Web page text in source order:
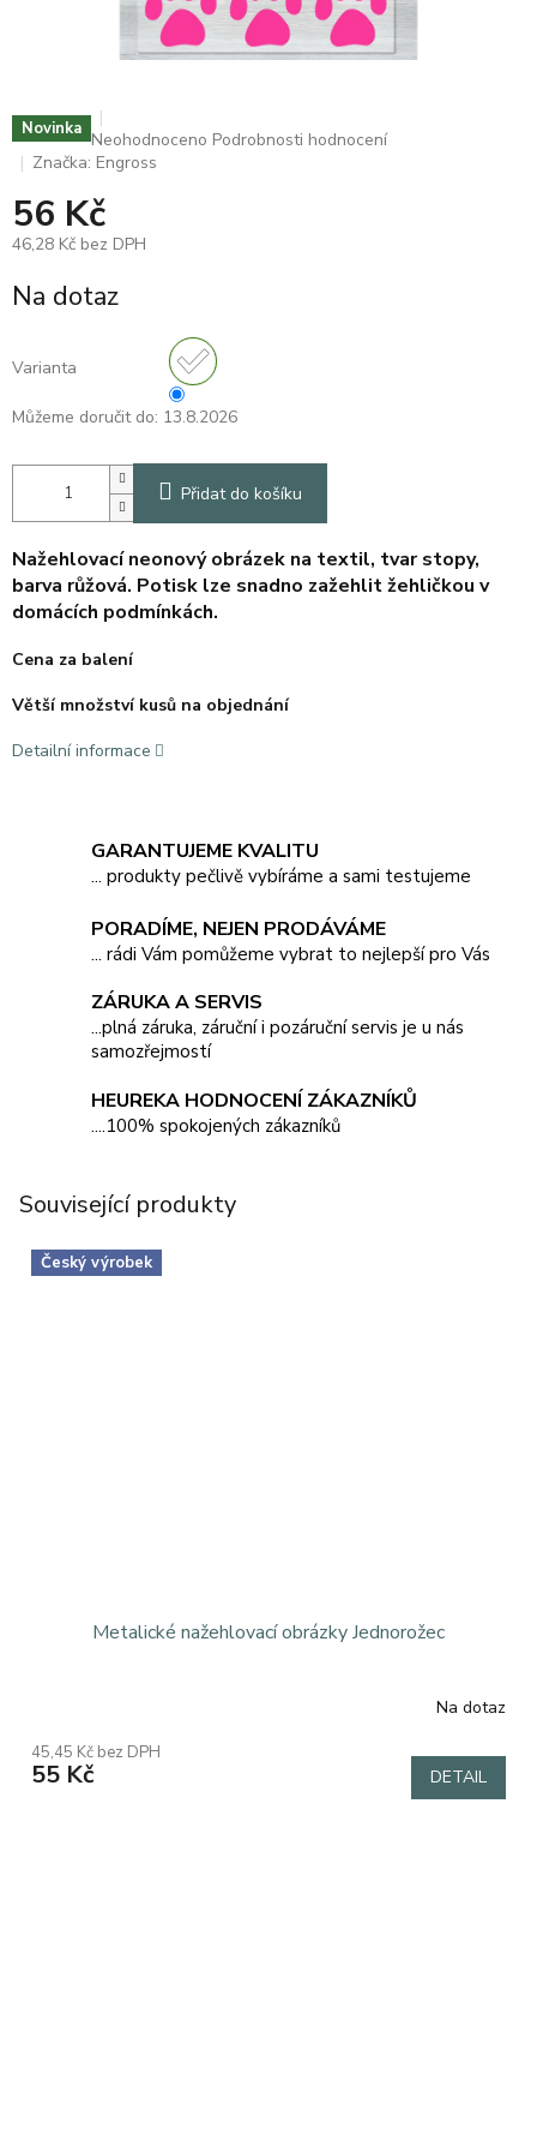
Novinka Průměrné
hodnocení
je
0,0
z
hvězdiček.
Neohodnoceno Podrobnosti hodnocení
Značka: Engross
56 Kč
46,28 Kč bez DPH
cena:
Na dotaz
Varianta
Můžeme doručit do: 13.8.2026
Přidat do košíku
Nažehlovací neonový obrázek na textil, tvar stopy,
barva růžová. Potisk lze snadno zažehlit žehličkou v
domácích podmínkách.
Cena za balení
Větší množství kusů na objednání
Detailní informace
GARANTUJEME KVALITU
... produkty pečlivě vybíráme a sami testujeme
PORADÍME, NEJEN PRODÁVÁME
... rádi Vám pomůžeme vybrat to nejlepší pro Vás
ZÁRUKA A SERVIS
...plná záruka, záruční i pozáruční servis je u nás
samozřejmostí
HEUREKA HODNOCENÍ ZÁKAZNÍKŮ
....100% spokojených zákazníků
Související produkty
Český výrobek
Metalické nažehlovací obrázky Jednorožec
Na dotaz
45,45 Kč bez DPH
55 Kč DETAIL